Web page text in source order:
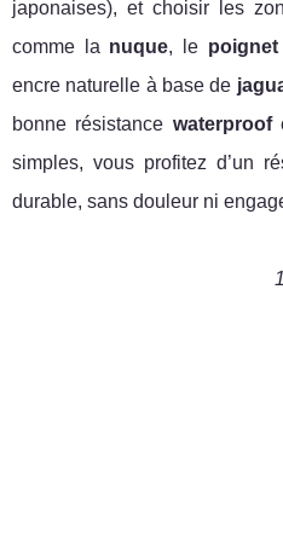
japonaises), et choisir les
comme la nuque, le poignet
encre naturelle à base de
bonne résistance waterproof
simples, vous profitez d’un
durable, sans douleur ni